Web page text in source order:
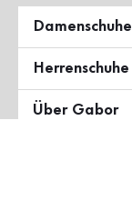
Damenschuhe
Herrenschuhe
Über Gabor